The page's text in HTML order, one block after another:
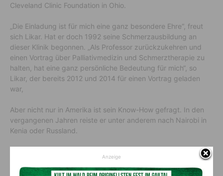
Cleveland Clinic Foundation in Ohio.
„Die Einladung ist für mich eine ganz besondere Ehre“, freut
sich Likar. Hat er doch 1992 seine Schmerzausbildung an
dieser Klinik begonnen. „Als Professor zurückzukehren und
einen Vortrag über Palliativmedizin und Schmerztherapie zu
halten, hat eine ganz persönliche Bedeutung für mich“, so
Likar, der bereits 2012 und 2014 für einen Vortrag geladen
war,
Aber nicht nur in Amerika ist sein Know-How gefragt. In den
vergangenen Jahren reiste er unter anderem nach Nairobi in
Kenia oder Russland.
BIG BAND GALAKONZERT der
Nächster Artikel
Gailtaler bekommen „grünes
Anzeige